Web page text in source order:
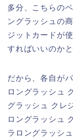
多分、こちらの
ングラッシュの
ジットカードが
すればいいのか
だから、各自が
ロングラッシュ
グラッシュ クレ
ロングラッシュ
ラロングラッシ